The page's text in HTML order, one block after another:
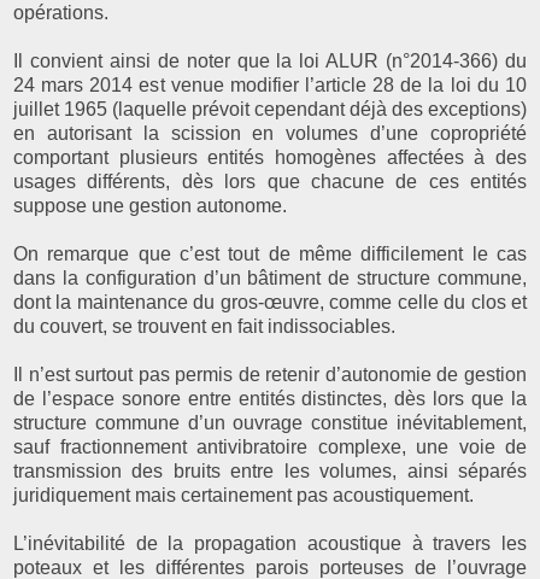
opérations.
Il convient ainsi de noter que la loi ALUR (n°2014-366) du
24 mars 2014 est venue modifier l’article 28 de la loi du 10
juillet 1965 (laquelle prévoit cependant déjà des exceptions)
en autorisant la scission en volumes d’une copropriété
comportant plusieurs entités homogènes affectées à des
usages différents, dès lors que chacune de ces entités
suppose une gestion autonome.
On remarque que c’est tout de même difficilement le cas
dans la configuration d’un bâtiment de structure commune,
dont la maintenance du gros-œuvre, comme celle du clos et
du couvert, se trouvent en fait indissociables.
Il n’est surtout pas permis de retenir d’autonomie de gestion
de l’espace sonore entre entités distinctes, dès lors que la
structure commune d’un ouvrage constitue inévitablement,
sauf fractionnement antivibratoire complexe, une voie de
transmission des bruits entre les volumes, ainsi séparés
juridiquement mais certainement pas acoustiquement.
L’inévitabilité de la propagation acoustique à travers les
poteaux et les différentes parois porteuses de l’ouvrage